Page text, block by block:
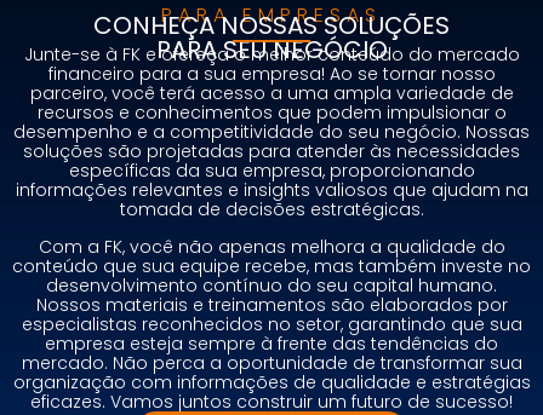
PARA EMPRESAS
CONHEÇA NOSSAS SOLUÇÕES
PARA SEU NEGÓCIO
Junte-se à FK e ofereça o melhor conteúdo do mercado
financeiro para a sua empresa! Ao se tornar nosso
parceiro, você terá acesso a uma ampla variedade de
recursos e conhecimentos que podem impulsionar o
desempenho e a competitividade do seu negócio. Nossas
soluções são projetadas para atender às necessidades
específicas da sua empresa, proporcionando
informações relevantes e insights valiosos que ajudam na
tomada de decisões estratégicas.
Com a FK, você não apenas melhora a qualidade do
conteúdo que sua equipe recebe, mas também investe no
desenvolvimento contínuo do seu capital humano.
Nossos materiais e treinamentos são elaborados por
especialistas reconhecidos no setor, garantindo que sua
empresa esteja sempre à frente das tendências do
mercado. Não perca a oportunidade de transformar sua
organização com informações de qualidade e estratégias
eficazes. Vamos juntos construir um futuro de sucesso!